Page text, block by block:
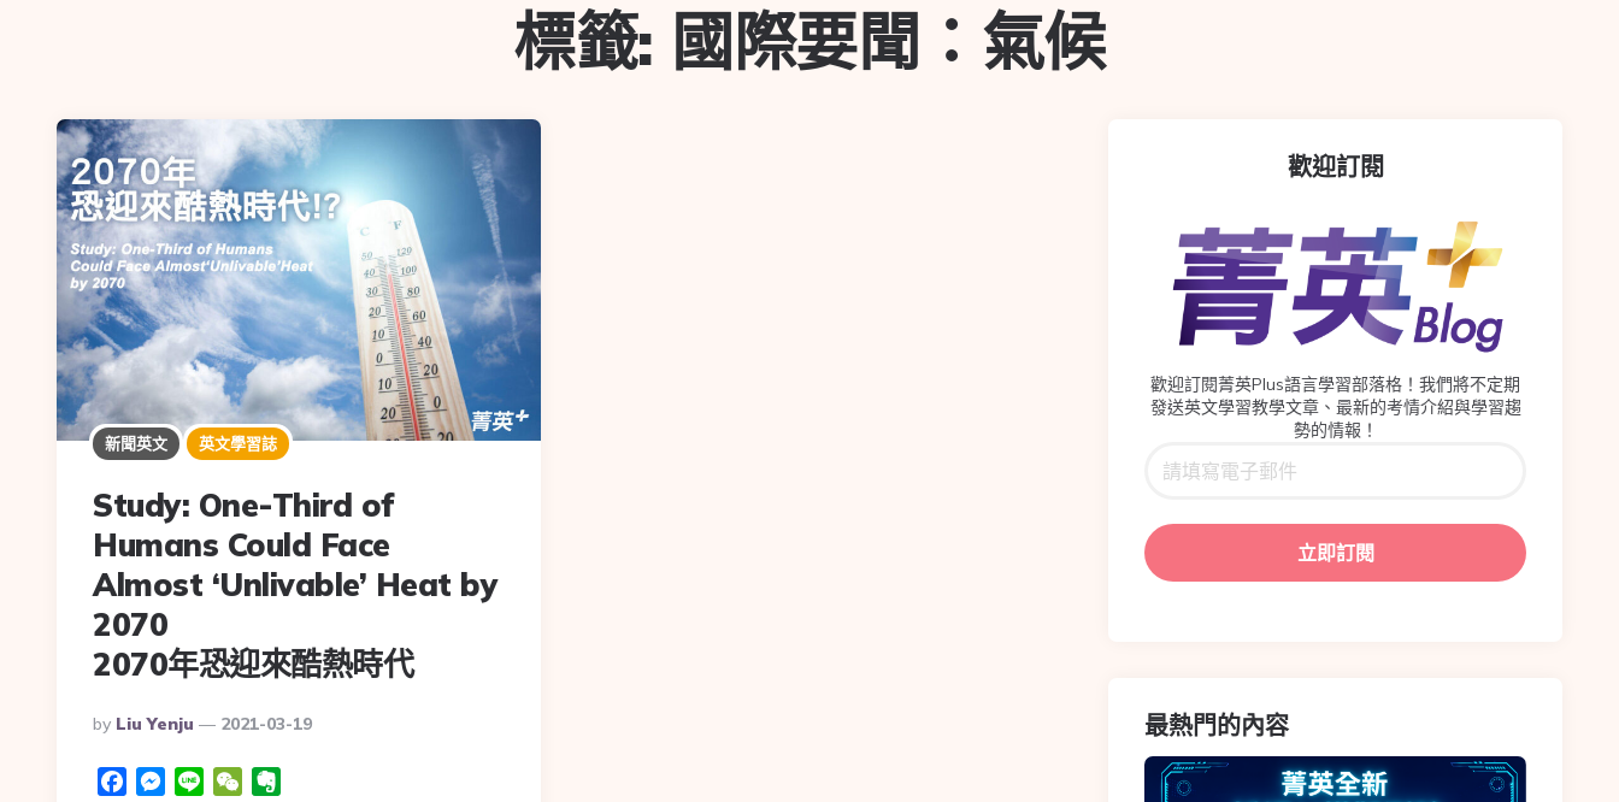
標籤: 國際要聞：氣候
新聞英文 英文學習誌
Study: One-Third of
Humans Could Face
Almost ‘Unlivable’ Heat by
2070
2070年恐迎來酷熱時代
Posted
By
By Liu Yenju 2021-03-19
FacebookMessenger
Line WeChat
歡迎訂閱
歡迎訂閱菁英Plus語言學習部落格！我們將不定期
發送英文學習教學文章、最新的考情介紹與學習趨
勢的情報！
最熱門的內容